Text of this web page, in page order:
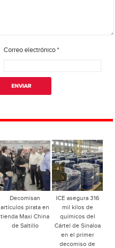
Correo electrónico*
Decomisan
artículos pirata en
tienda Maxi China
de Saltillo
ICE asegura 316
mil kilos de
químicos del
Cártel de Sinaloa
en el primer
decomiso de